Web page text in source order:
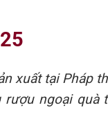
xuất tại Pháp
ngoại quà